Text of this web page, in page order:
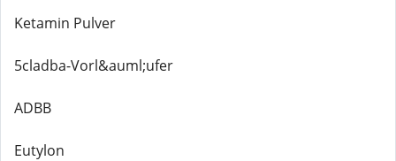
Ketamin Pulver
5cladba-Vorl&auml;ufer
ADBB
Eutylon